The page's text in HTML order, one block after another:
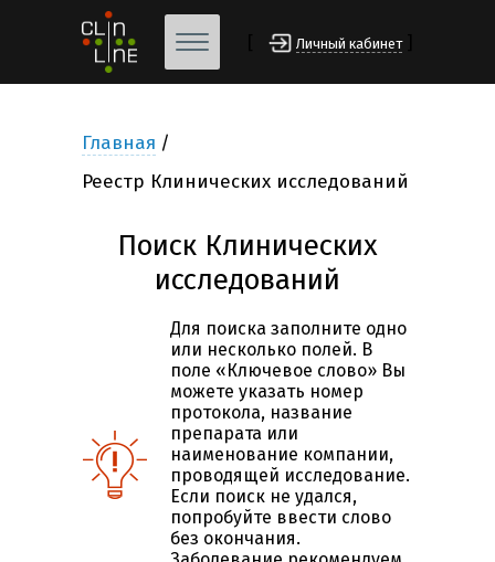
Личный кабинет
Главная
Реестр Клинических исследований
Поиск Клинических
исследований
Для поиска заполните одно
или несколько полей. В
поле «Ключевое слово» Вы
можете указать номер
протокола, название
препарата или
наименование компании,
проводящей исследование.
Если поиск не удался,
попробуйте ввести слово
без окончания.